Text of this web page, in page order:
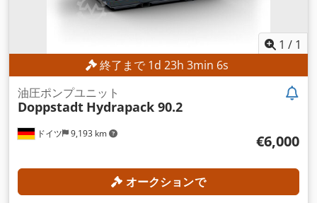
1 / 1
終了まで1d 23h 3min 4s
ドイツ 9,193 km
油圧ポンプユニット
Doppstadt Hydrapack 90.2
€6,000
オークションで